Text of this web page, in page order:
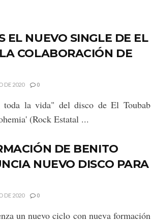
EL NUEVO SINGLE DE EL
COLABORACIÓN DE
DE 2020 0
la vida" del disco de El Toubab
(Rock Estatal ...
DE BENITO
NUEVO DISCO PARA
DE 2020 0
un nuevo ciclo con nueva formación